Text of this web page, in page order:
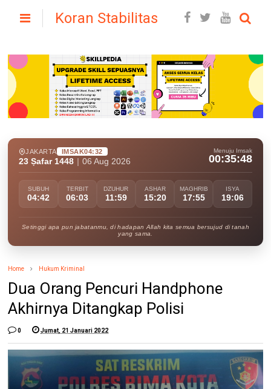
Koran Stabilitas
JAKARTA IMSAK04:32
23 Ṣafar 1448 06 Aug 2026
Menuju Imsak
00:35:47
SUBUH
04:42
TERBIT
06:03
DZUHUR
11:59
ASHAR
15:20
MAGHRIB
17:55
ISYA
19:06
Setinggi apa pun jabatanmu, di hadapan Allah kita semua bersujud di tanah
yang sama.
Home Hukum Kriminal
Dua Orang Pencuri Handphone
Akhirnya Ditangkap Polisi
0 Jumat, 21 Januari 2022